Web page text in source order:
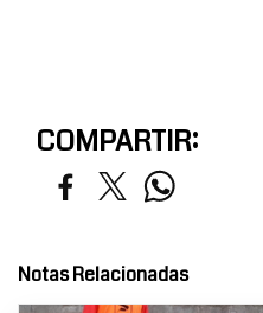
COMPARTIR:
Notas Relacionadas